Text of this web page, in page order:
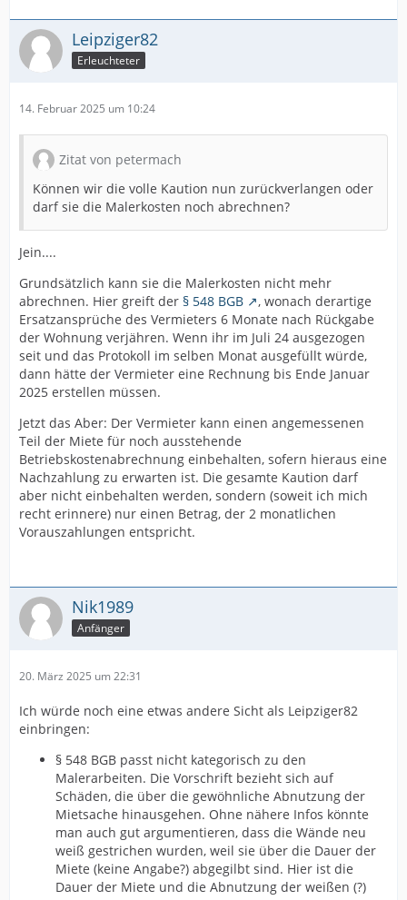
Leipziger82
Erleuchteter
14. Februar 2025 um 10:24
Zitat von petermach
Können wir die volle Kaution nun zurückverlangen oder
darf sie die Malerkosten noch abrechnen?
Jein....
Grundsätzlich kann sie die Malerkosten nicht mehr
abrechnen. Hier greift der § 548 BGB
, wonach derartige
Ersatzansprüche des Vermieters 6 Monate nach Rückgabe
der Wohnung verjähren. Wenn ihr im Juli 24 ausgezogen
seit und das Protokoll im selben Monat ausgefüllt würde,
dann hätte der Vermieter eine Rechnung bis Ende Januar
2025 erstellen müssen.
Jetzt das Aber: Der Vermieter kann einen angemessenen
Teil der Miete für noch ausstehende
Betriebskostenabrechnung einbehalten, sofern hieraus eine
Nachzahlung zu erwarten ist. Die gesamte Kaution darf
aber nicht einbehalten werden, sondern (soweit ich mich
recht erinnere) nur einen Betrag, der 2 monatlichen
Vorauszahlungen entspricht.
Nik1989
Anfänger
20. März 2025 um 22:31
Ich würde noch eine etwas andere Sicht als Leipziger82
einbringen:
§ 548 BGB passt nicht kategorisch zu den
Malerarbeiten. Die Vorschrift bezieht sich auf
Schäden, die über die gewöhnliche Abnutzung der
Mietsache hinausgehen. Ohne nähere Infos könnte
man auch gut argumentieren, dass die Wände neu
weiß gestrichen wurden, weil sie über die Dauer der
Miete (keine Angabe?) abgegilbt sind. Hier ist die
Dauer der Miete und die Abnutzung der weißen (?)